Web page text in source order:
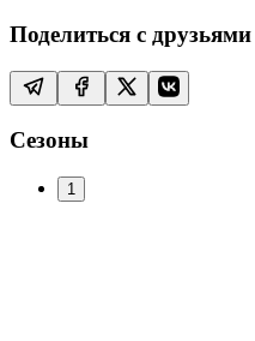
Поделиться с друзьями
Сезоны
1